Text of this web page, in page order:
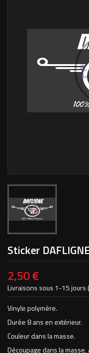
Sticker
2,50 €
Livraisons sous 1-15 jours
Vinyle polymère.
Durée 8 ans en extérieur.
Couleur dans la masse.
Découpage dans la